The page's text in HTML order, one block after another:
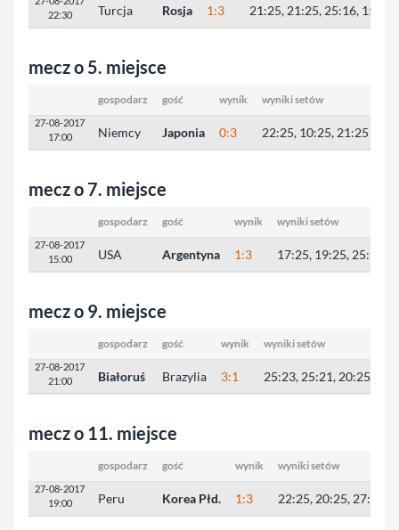
22:30
Turcja Rosja 1:3 21:25, 21:25, 25:16, 15:25
mecz o 5. miejsce
gospodarz gość wynik wyniki setów
27-08-2017
17:00
Niemcy Japonia 0:3 22:25, 10:25, 21:25
mecz o 7. miejsce
gospodarz gość wynik wyniki setów
27-08-2017
15:00
USA Argentyna 1:3 17:25, 19:25, 25:19,
mecz o 9. miejsce
gospodarz gość wynik wyniki setów
27-08-2017
21:00
Białoruś Brazylia 3:1 25:23, 25:21, 20:25,
mecz o 11. miejsce
gospodarz gość wynik wyniki setów
27-08-2017
19:00
Peru Korea Płd. 1:3 22:25, 20:25, 27:25,